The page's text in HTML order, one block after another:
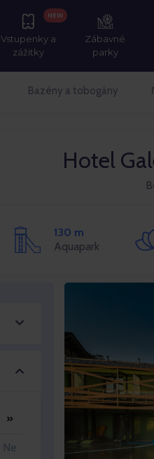
Vstupenky a
zážitky
NEW
Zábavné
parky
Bazény a tobogány
Hotel
130 m
Aquapark
»
Ne